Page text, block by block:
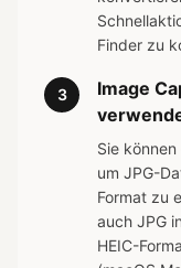
Finder zu
3
Image
Sie
um JPG-
Format zu
auch JPG
HEIC-